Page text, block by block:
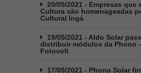
20/05/2021 - Empresas que
Cultura são homenageadas
Cultural Ingá
19/05/2021 - Aldo Solar
distribuir módulos da Phono
Fotovolt
17/05/2021 - Phono Solar